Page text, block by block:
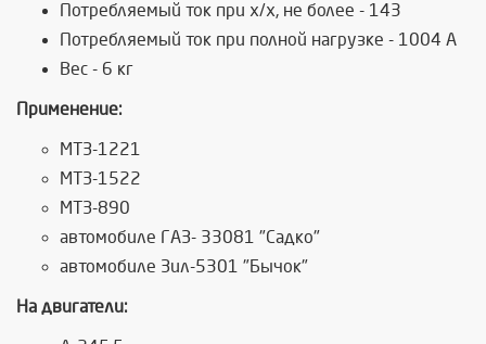
Потребляемый ток при х/х, не более - 143
Потребляемый ток при полной нагрузке - 1004 А
Вес - 6 кг
Применение:
МТЗ-1221
МТЗ-1522
МТЗ-890
автомобиле ГАЗ- 33081 "Садко"
автомобиле Зил-5301 "Бычок"
На двигатели: